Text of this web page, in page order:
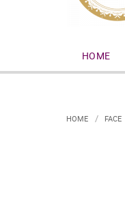
HOME
HOME FACE